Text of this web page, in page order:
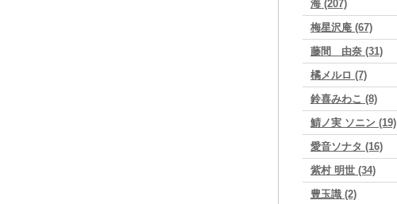
海 (207)
梅星沢庵 (67)
藤間 由奈 (31)
橘メルロ (7)
鈴喜みわこ (8)
鯖ノ実 ソニン (19)
愛音ソナタ (16)
紫村 明世 (34)
豊玉識 (2)